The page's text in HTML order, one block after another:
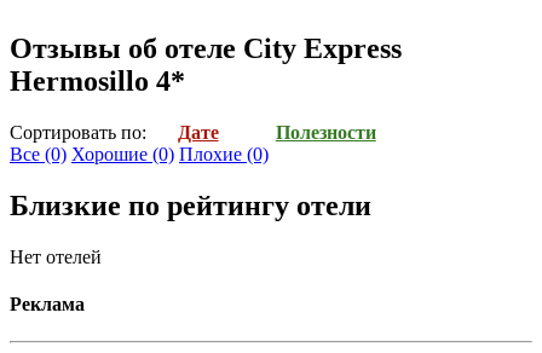
Отзывы об отеле City Express
Hermosillo 4*
Cортировать по: Дате
Полезности
Все (0) Хорошие (0) Плохие (0)
Близкие по рейтингу отели
Нет отелей
Реклама